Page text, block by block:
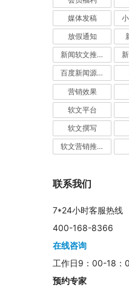
媒体发稿
放假通知
新闻软文推广发稿
百度新闻源发布
营销效果
软文平台
软文撰写
软文营销推广
联系我们
7*24小时客服热线
400-168-8366
在线咨询
工作日9：00-18：
预约专家